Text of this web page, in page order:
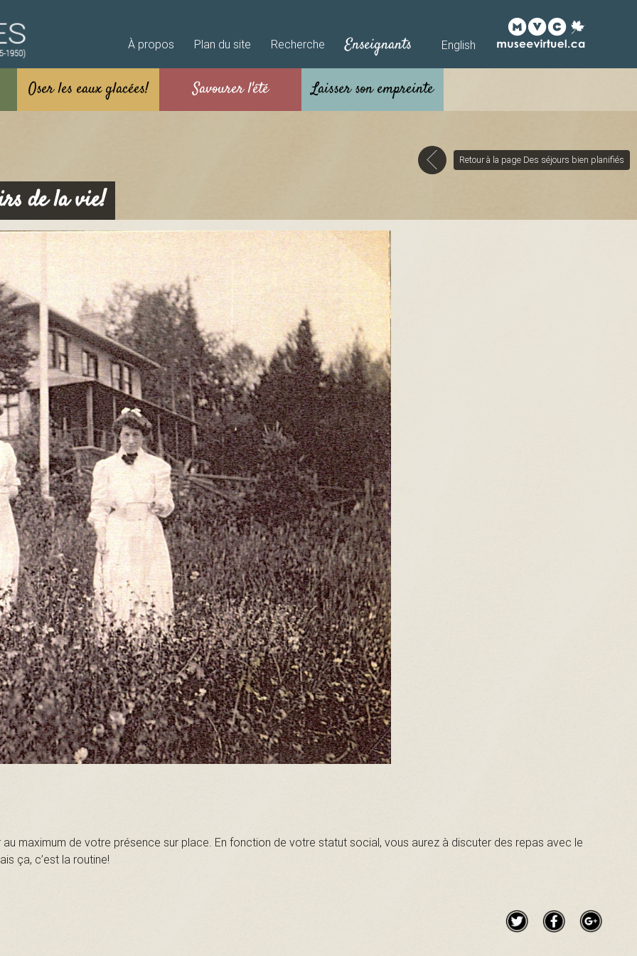
À propos Plan du site Recherche Enseignants English
Retour à la page Des séjours bien planifiés
de la vie!
maximum de votre présence sur place. En fonction de votre statut social, vous aurez à discuter des repas avec le
ça, c’est la routine!